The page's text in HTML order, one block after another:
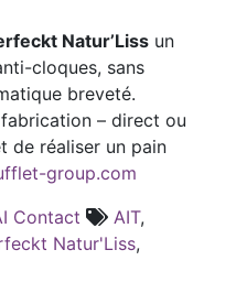
Natur’Liss un
cloques, sans
breveté.
– direct ou
de réaliser un pain
group.com
Contact AIT,
Natur'Liss,